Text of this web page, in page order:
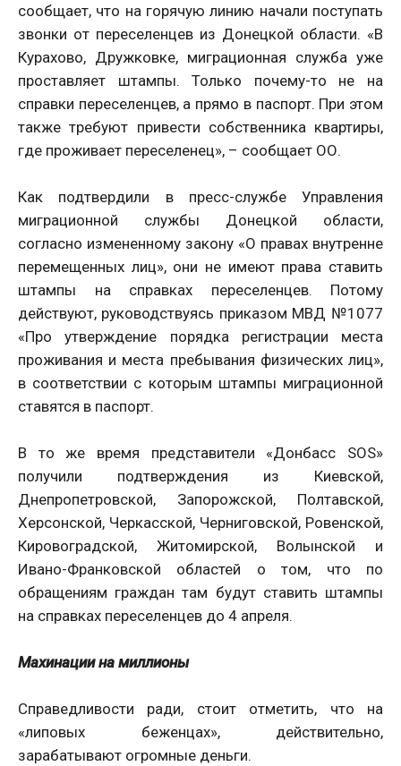
сообщает, что на горячую линию начали поступать
звонки от переселенцев из Донецкой области. «В
Курахово, Дружковке, миграционная служба уже
проставляет штампы. Только почему-то не на
справки переселенцев, а прямо в паспорт. При этом
также требуют привести собственника квартиры,
где проживает переселенец», – сообщает ОО.
Как подтвердили в пресс-службе Управления
миграционной службы Донецкой области,
согласно измененному закону «О правах внутренне
перемещенных лиц», они не имеют права ставить
штампы на справках переселенцев. Потому
действуют, руководствуясь приказом МВД №1077
«Про утверждение порядка регистрации места
проживания и места пребывания физических лиц»,
в соответствии с которым штампы миграционной
ставятся в паспорт.
В то же время представители «Донбасс SOS»
получили подтверждения из Киевской,
Днепропетровской, Запорожской, Полтавской,
Херсонской, Черкасской, Черниговской, Ровенской,
Кировоградской, Житомирской, Волынской и
Ивано-Франковской областей о том, что по
обращениям граждан там будут ставить штампы
на справках переселенцев до 4 апреля.
Махинации на миллионы
Справедливости ради, стоит отметить, что на
«липовых беженцах», действительно,
зарабатывают огромные деньги.